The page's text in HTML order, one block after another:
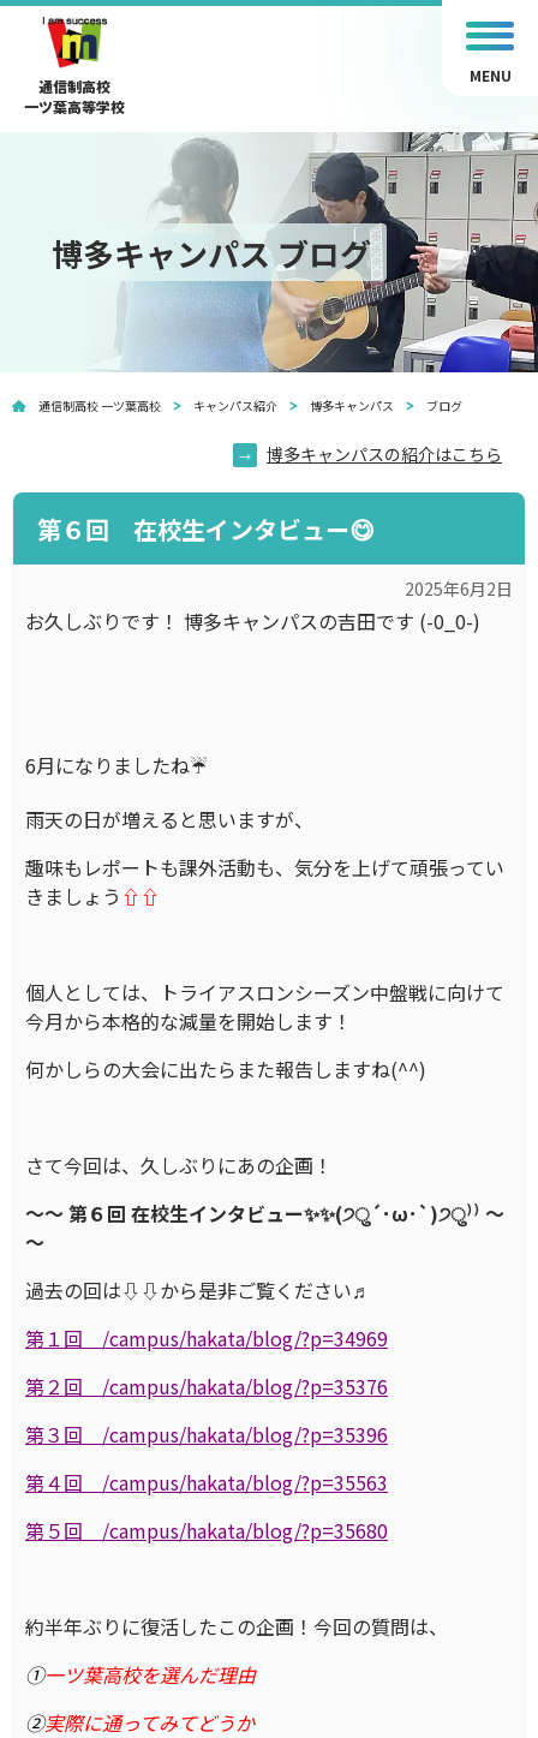
通信制高校
一ツ葉高等学校
MENU
博多キャンパス ブログ
通信制高校 一ツ葉高校 キャンパス紹介 博多キャンパス ブログ
博多キャンパスの紹介はこちら
第６回 在校生インタビュー😋
2025年6月2日
お久しぶりです！ 博多キャンパスの吉田です (-0_0-)
6月になりましたね☔
雨天の日が増えると思いますが、
趣味もレポートも課外活動も、気分を上げて頑張ってい
きましょう ⇧⇧
個人としては、トライアスロンシーズン中盤戦に向けて
今月から本格的な減量を開始します！
何かしらの大会に出たらまた報告しますね(^^)
さて今回は、久しぶりにあの企画！
～～ 第６回 在校生インタビュー✨✨(੭ु´･ω･`)੭ु⁾⁾ ～
～
過去の回は⇩⇩から是非ご覧ください♬
第１回 /campus/hakata/blog/?p=34969
第２回 /campus/hakata/blog/?p=35376
第３回 /campus/hakata/blog/?p=35396
第４回 /campus/hakata/blog/?p=35563
第５回 /campus/hakata/blog/?p=35680
約半年ぶりに復活したこの企画！今回の質問は、
①一ツ葉高校を選んだ理由
②実際に通ってみてどうか